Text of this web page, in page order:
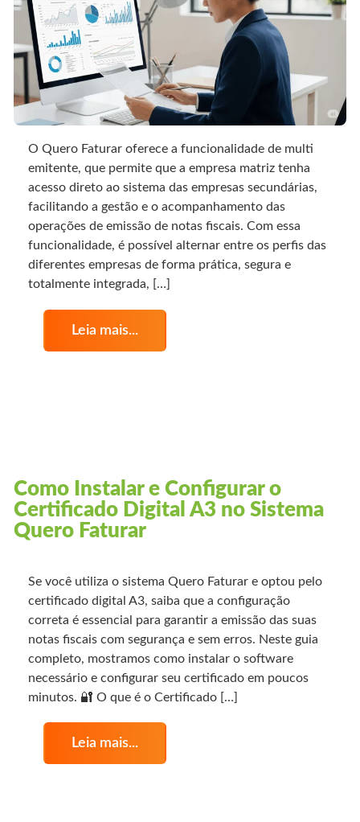
O Quero Faturar oferece a funcionalidade de multi
emitente, que permite que a empresa matriz tenha
acesso direto ao sistema das empresas secundárias,
facilitando a gestão e o acompanhamento das
operações de emissão de notas fiscais. Com essa
funcionalidade, é possível alternar entre os perfis das
diferentes empresas de forma prática, segura e
totalmente integrada, […]
Leia mais...
Como Instalar e Configurar o
Certificado Digital A3 no Sistema
Quero Faturar
Se você utiliza o sistema Quero Faturar e optou pelo
certificado digital A3, saiba que a configuração
correta é essencial para garantir a emissão das suas
notas fiscais com segurança e sem erros. Neste guia
completo, mostramos como instalar o software
necessário e configurar seu certificado em poucos
minutos. 🔐 O que é o Certificado […]
Leia mais...